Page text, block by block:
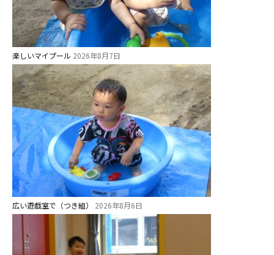
楽しいマイプール 2026年8月7日
広い遊戯室で（つき組） 2026年8月6日